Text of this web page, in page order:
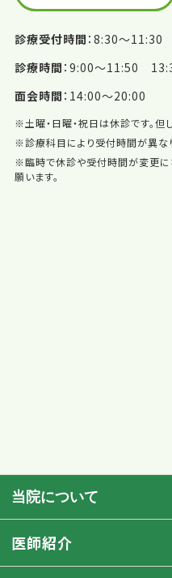
診療受付時間 8:30〜11:30
診療時間 9:00〜11:50
面会時間 14:00〜20:00
※土曜・日曜・祝日は休診です。但
※診療科目により受付時間が異な
※臨時で休診や受付時間が変更に
願います。
当院について
医師紹介